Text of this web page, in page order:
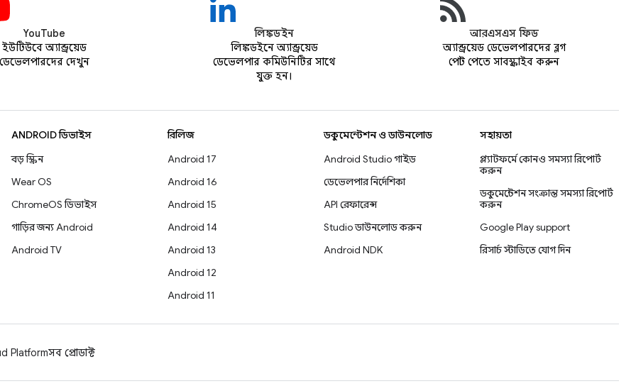
YouTube
ইউটিউবে অ্যান্ড্রয়েড
ডেভেলপারদের দেখুন
লিঙ্কডইন
লিঙ্কডইনে অ্যান্ড্রয়েড
ডেভেলপার কমিউনিটির সাথে
যুক্ত হন।
আরএসএস ফিড
অ্যান্ড্রয়েড ডেভেলপারদের ব্লগ
পোস্ট পেতে সাবস্ক্রাইব করুন
ANDROID ডিভাইস
বড় স্ক্রিন
Wear OS
ChromeOS ডিভাইস
গাড়ির জন্য Android
Android TV
রিলিজ
Android 17
Android 16
Android 15
Android 14
Android 13
Android 12
Android 11
ডকুমেন্টেশন ও ডাউনলোড
Android Studio গাইড
ডেভেলপার নির্দেশিকা
API রেফারেন্স
Studio ডাউনলোড করুন
Android NDK
সহায়তা
প্ল্যাটফর্মে কোনও সমস্যা রিপোর্ট
করুন
ডকুমেন্টেশন সংক্রান্ত সমস্যা রিপোর্ট
করুন
Google Play support
রিসার্চ স্টাডিতে যোগ দিন
Platformসব প্রোডাক্ট